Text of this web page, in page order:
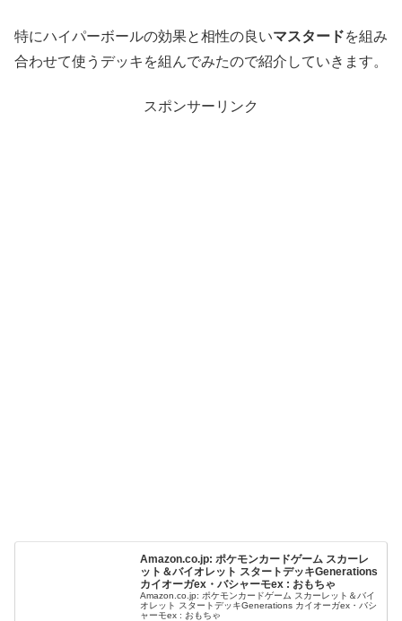
特にハイパーボールの効果と相性の良いマスタードを組み
合わせて使うデッキを組んでみたので紹介していきます。
スポンサーリンク
Amazon.co.jp: ポケモンカードゲーム スカーレ
ット＆バイオレット スタートデッキGenerations
カイオーガex・バシャーモex : おもちゃ
Amazon.co.jp: ポケモンカードゲーム スカーレット＆バイ
オレット スタートデッキGenerations カイオーガex・バシ
ャーモex : おもちゃ